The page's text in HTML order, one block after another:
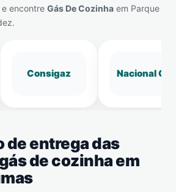
encontre Gás De Cozinha em Parque
Consigaz Nacional Gás
de entrega das
de cozinha em